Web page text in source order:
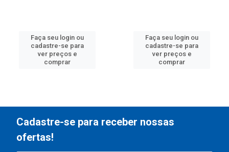
Faça seu login ou
cadastre-se para
ver preços e
comprar
Faça seu login ou
cadastre-se para
ver preços e
comprar
Cadastre-se para receber nossas
ofertas!